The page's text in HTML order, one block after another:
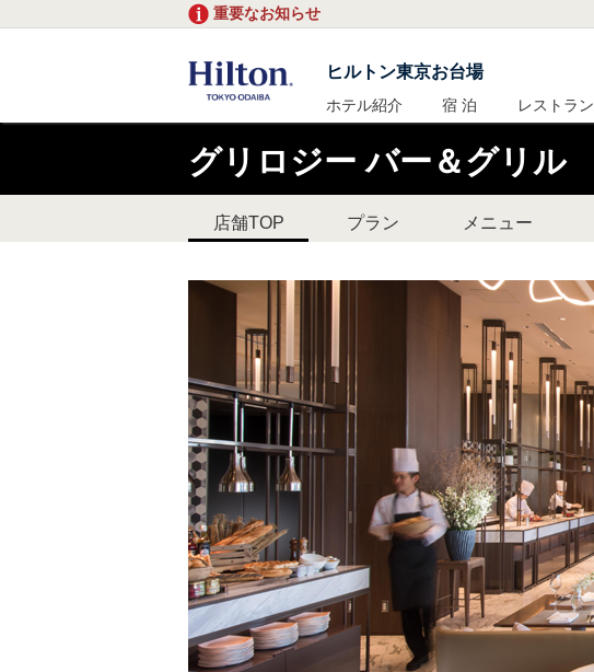
重要なお知らせ
ヒルトン東京お台場
ホテル紹介 宿 泊 レストラン
グリロジー バー＆グリル
店舗TOP プラン メニュー